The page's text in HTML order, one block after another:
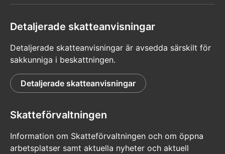
Detaljerade skatteanvisningar
Detaljerade skatteanvisningar är avsedda särskilt för
sakkunniga i beskattningen.
Detaljerade skatteanvisningar
Skatteförvaltningen
Information om Skatteförvaltningen och om öppna
arbetsplatser samt aktuella nyheter och aktuell